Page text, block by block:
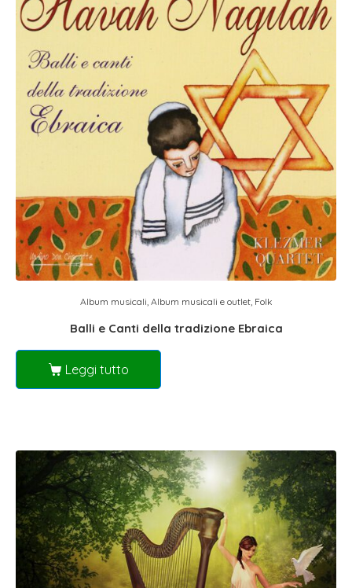
Album musicali Album musicali e outlet, Folk
Balli e Canti della tradizione Ebraica
Leggi tutto